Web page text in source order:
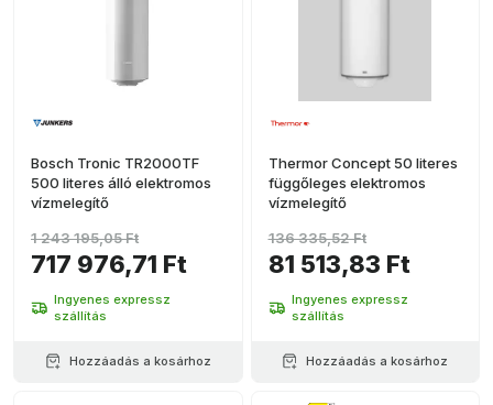
Bosch Tronic TR2000TF
500 literes álló elektromos
vízmelegítő
717 976,71 Ft
1 243 195,05 Ft
Ingyenes expressz
szállítás
Hozzáadás a kosárhoz
Thermor Concept 50 literes
függőleges elektromos
vízmelegítő
81 513,83 Ft
136 335,52 Ft
Ingyenes expressz
szállítás
Hozzáadás a kosárhoz